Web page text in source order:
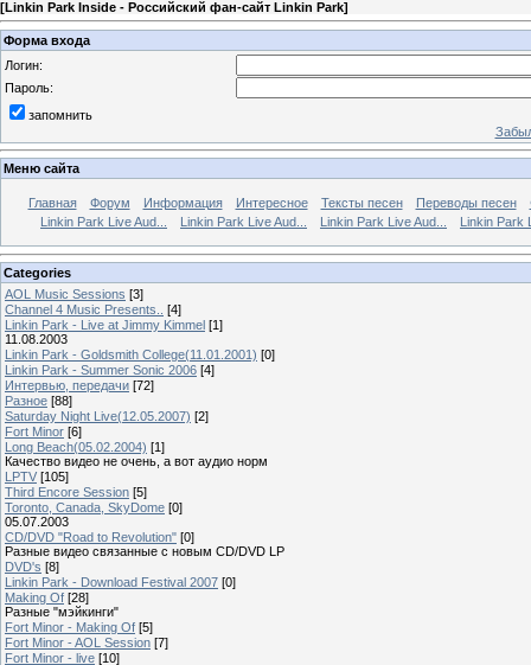
[Linkin Park Inside - Российский фан-сайт Linkin Park]
Форма входа
Логин:
Пароль:
запомнить
Меню сайта
Главная Форум Информация Интересное Тексты песен Переводы песен
Linkin Park Live Aud...
Linkin Park Live Aud... Linkin Park Live Aud... Linkin Park
Categories
AOL Music Sessions [3]
Channel 4 Music Presents..
[4]
Linkin Park - Live at Jimmy Kimmel [1]
11.08.2003
Linkin Park - Goldsmith College(11.01.2001) [0]
Linkin Park - Summer Sonic 2006 [4]
Интервью, передачи [72]
Разное [88]
Saturday Night Live(12.05.2007) [2]
Fort Minor [6]
Long Beach(05.02.2004) [1]
Качество видео не очень, а вот аудио норм
LPTV [105]
Third Encore Session [5]
Toronto, Canada, SkyDome [0]
05.07.2003
CD/DVD "Road to Revolution" [0]
Разные видео связанные с новым CD/DVD LP
DVD's [8]
Linkin Park - Download Festival 2007 [0]
Making Of [28]
Разные "мэйкинги"
Fort Minor - Making Of [5]
Fort Minor - AOL Session [7]
Fort Minor - live [10]